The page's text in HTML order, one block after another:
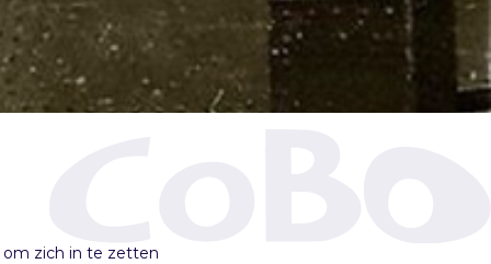
om zich in te zetten